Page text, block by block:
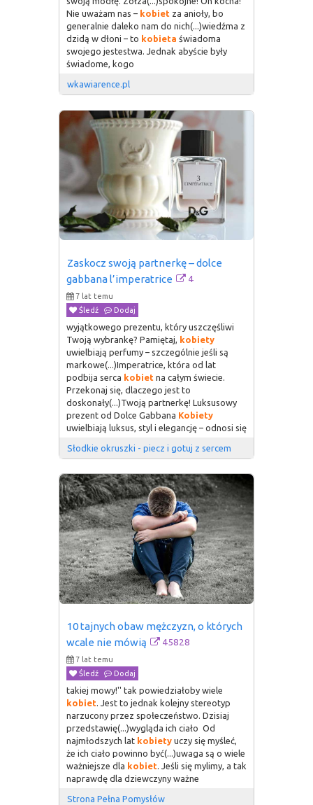
Nie uważam nas – kobiet za anioły, bo
generalnie daleko nam do nich(...)wiedźma z
dzidą w dłoni – to kobieta świadoma
swojego jestestwa. Jednak abyście były
świadome, kogo
wkawiarence.pl
Zaskocz swoją partnerkę – dolce
gabbana l’imperatrice
4
7 lat temu
Śledź
Dodaj
wyjątkowego prezentu, który uszczęśliwi
Twoją wybrankę? Pamiętaj, kobiety
uwielbiają perfumy – szczególnie jeśli są
markowe(...)Imperatrice, która od lat
podbija serca kobiet na całym świecie.
Przekonaj się, dlaczego jest to
doskonały(...)Twoją partnerkę! Luksusowy
prezent od Dolce Gabbana Kobiety
uwielbiają luksus, styl i elegancję – odnosi się
Słodkie okruszki - piecz i gotuj z sercem
10 tajnych obaw mężczyzn, o których
wcale nie mówią
45828
7 lat temu
Śledź
Dodaj
takiej mowy!'' tak powiedziałoby wiele
kobiet. Jest to jednak kolejny stereotyp
narzucony przez społeczeństwo. Dzisiaj
przedstawię(...)wygląda ich ciało Od
najmłodszych lat kobiety uczy się myśleć,
że ich ciało powinno być(...)uwaga są o wiele
ważniejsze dla kobiet. Jeśli się mylimy, a tak
naprawdę dla dziewczyny ważne
Strona Pełna Pomysłów